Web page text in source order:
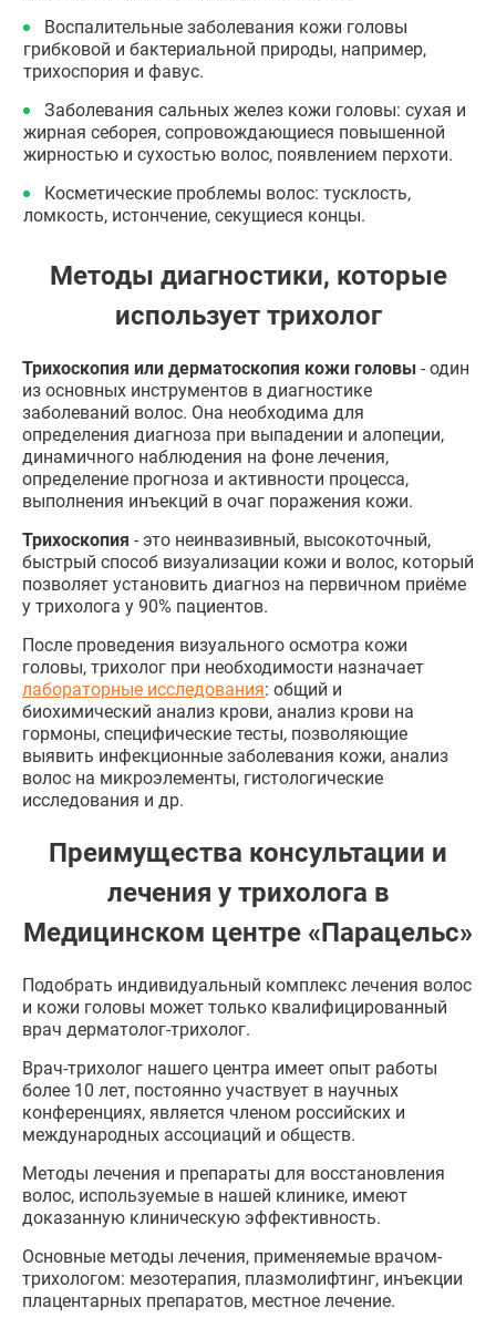
Воспалительные заболевания кожи головы
грибковой и бактериальной природы, например,
трихоспория и фавус.
Заболевания сальных желез кожи головы: сухая и
жирная себорея, сопровождающиеся повышенной
жирностью и сухостью волос, появлением перхоти.
Косметические проблемы волос: тусклость,
ломкость, истончение, секущиеся концы.
Методы диагностики, которые
использует трихолог
Трихоскопия или дерматоскопия кожи головы - один
из основных инструментов в диагностике
заболеваний волос. Она необходима для
определения диагноза при выпадении и алопеции,
динамичного наблюдения на фоне лечения,
определение прогноза и активности процесса,
выполнения инъекций в очаг поражения кожи.
Трихоскопия - это неинвазивный, высокоточный,
быстрый способ визуализации кожи и волос, который
позволяет установить диагноз на первичном приёме
у трихолога у 90% пациентов.
После проведения визуального осмотра кожи
головы, трихолог при необходимости назначает
лабораторные исследования: общий и
биохимический анализ крови, анализ крови на
гормоны, специфические тесты, позволяющие
выявить инфекционные заболевания кожи, анализ
волос на микроэлементы, гистологические
исследования и др.
Преимущества консультации и
лечения у трихолога в
Медицинском центре «Парацельс»
Подобрать индивидуальный комплекс лечения волос
и кожи головы может только квалифицированный
врач дерматолог-трихолог.
Врач-трихолог нашего центра имеет опыт работы
более 10 лет, постоянно участвует в научных
конференциях, является членом российских и
международных ассоциаций и обществ.
Методы лечения и препараты для восстановления
волос, используемые в нашей клинике, имеют
доказанную клиническую эффективность.
Основные методы лечения, применяемые врачом-
трихологом: мезотерапия, плазмолифтинг, инъекции
плацентарных препаратов, местное лечение.